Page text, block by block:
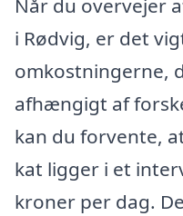
Når du overvejer
i Rødvig, er det
omkostningerne,
afhængigt af
kan du forvente,
kat ligger i et
kroner per dag.